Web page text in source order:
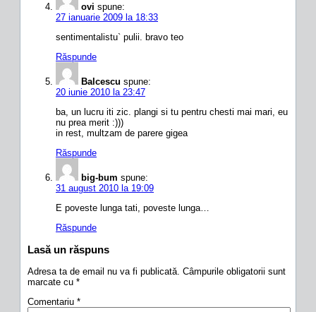
ovi spune:
27 ianuarie 2009 la 18:33
sentimentalistu` pulii. bravo teo
Răspunde
Balcescu spune:
20 iunie 2010 la 23:47
ba, un lucru iti zic. plangi si tu pentru chesti mai mari, eu
nu prea merit :)))
in rest, multzam de parere gigea
Răspunde
big-bum spune:
31 august 2010 la 19:09
E poveste lunga tati, poveste lunga…
Răspunde
Lasă un răspuns
Adresa ta de email nu va fi publicată. Câmpurile obligatorii sunt
marcate cu *
Comentariu *